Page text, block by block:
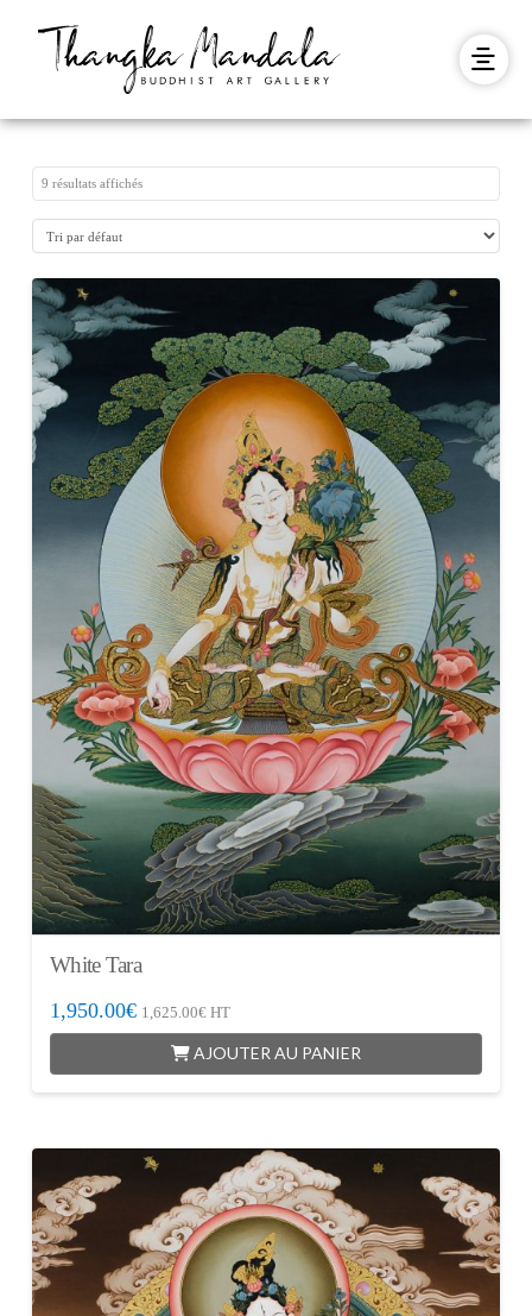
9 résultats affichés
White Tara
1,950.00€ 1,625.00€HT
AJOUTER AU PANIER